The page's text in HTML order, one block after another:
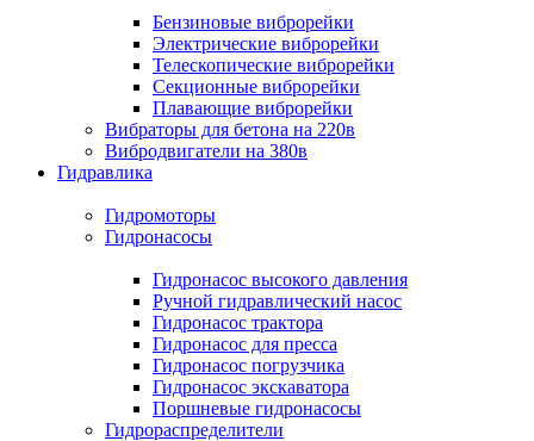
Бензиновые виброрейки
Электрические виброрейки
Телескопические виброрейки
Секционные виброрейки
Плавающие виброрейки
Вибраторы для бетона на 220в
Вибродвигатели на 380в
Гидравлика
Гидромоторы
Гидронасосы
Гидронасос высокого давления
Ручной гидравлический насос
Гидронасос трактора
Гидронасос для пресса
Гидронасос погрузчика
Гидронасос экскаватора
Поршневые гидронасосы
Гидрораспределители